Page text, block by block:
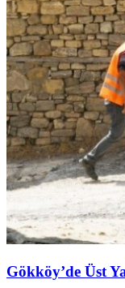
Gökköy’de Üst